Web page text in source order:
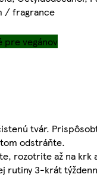
/ fragrance
pre vegánov
tvár.
odstráňte.
rozotrite až na
rutiny 3-krát